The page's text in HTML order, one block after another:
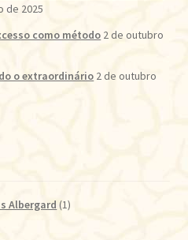
de 2025
como método 2 de outubro
o extraordinário 2 de outubro
Albergard (1)